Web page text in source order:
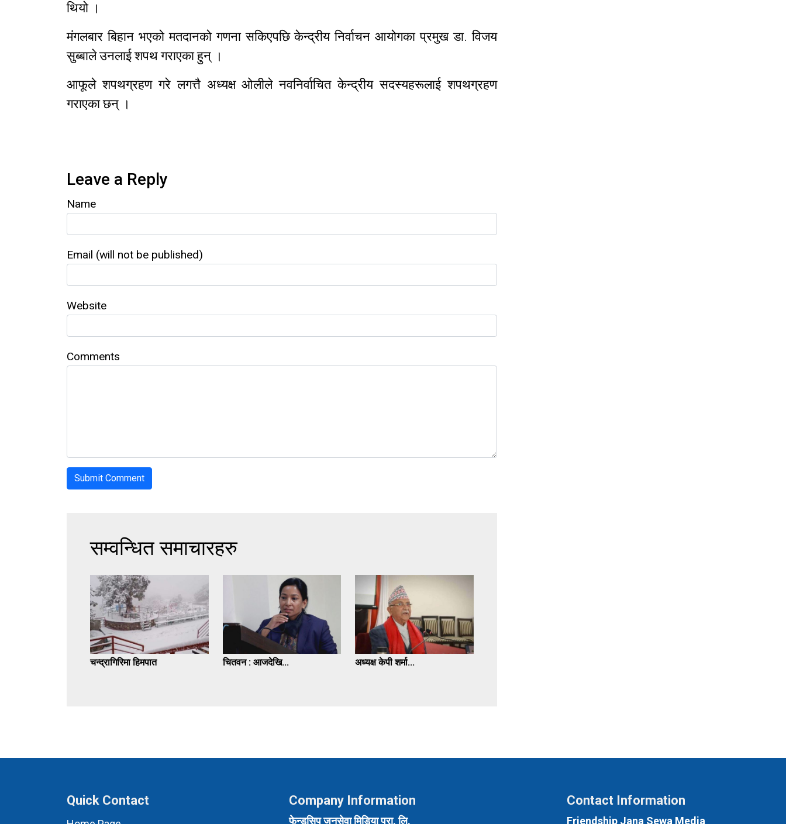
थियो ।
मंगलबार बिहान भएको मतदानको गणना सकिएपछि केन्द्रीय निर्वाचन आयोगका प्रमुख डा. विजय
सुब्बाले उनलाई शपथ गराएका हुन् ।
आफूले शपथग्रहण गरे लगत्तै अध्यक्ष ओलीले नवनिर्वाचित केन्द्रीय सदस्यहरूलाई शपथग्रहण
गराएका छन् ।
Leave a Reply
Name
Email (will not be published)
Website
Comments
सम्वन्धित समाचारहरु
चन्द्रागिरिमा हिमपात चितवन : आजदेखि... अध्यक्ष केपी शर्मा...
Quick Contact Company Information
फेन्डसिप जनसेवा मिडिया प्रा. लि.
Contact Information
Friendship Jana Sewa Media